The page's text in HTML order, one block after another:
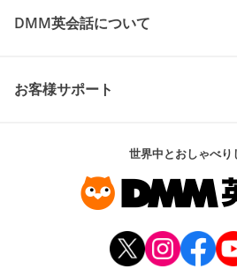
DMM英会話について
お客様サポート
世界中とおしゃべり